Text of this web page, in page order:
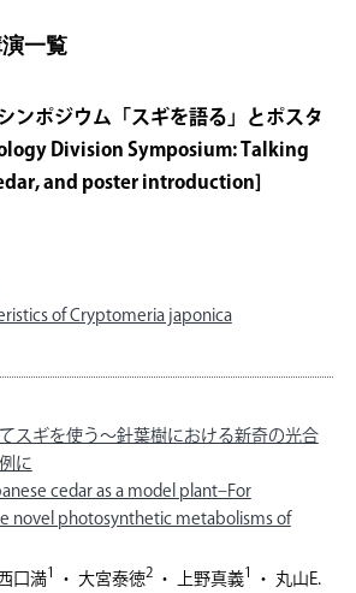
一覧
ンポジウム「スギを語る」とポスタ
Division Symposium: Talking
and poster introduction]
of Cryptomeria japonica
スギを使う～針葉樹における新奇の光合
に
cedar as a model plant–For
novel photosynthetic metabolisms of
口満1 ・ 大宮泰徳2・ 上野真義1 ・ 丸山E.